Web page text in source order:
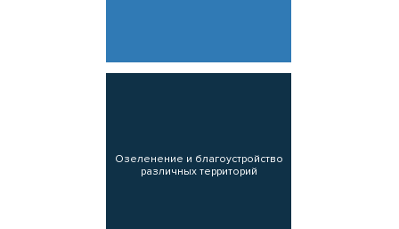
Озеленение и благоустройство
различных территорий